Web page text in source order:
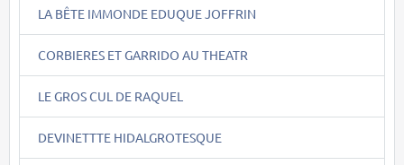
LA BÊTE IMMONDE EDUQUE JOFFRIN
CORBIERES ET GARRIDO AU THEATR
LE GROS CUL DE RAQUEL
DEVINETTTE HIDALGROTESQUE